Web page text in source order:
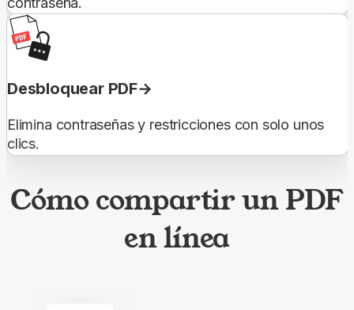
Desbloquear PDF
Elimina contraseñas y restricciones con solo unos
clics.
Cómo compartir un PDF
en línea